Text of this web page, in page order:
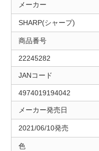
メーカー
SHARP(シャープ)
商品番号
22245282
JANコード
4974019194042
メーカー発売日
2021/06/10発売
色